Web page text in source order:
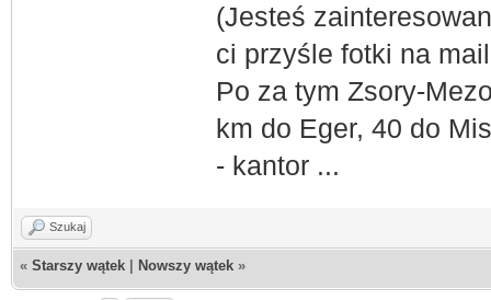
(Jesteś
ci przyśle fotki na
Po za tym Zsory-
km do Eger, 40 do
- kantor ...
Szukaj
« Starszy wątek Nowszy wątek »